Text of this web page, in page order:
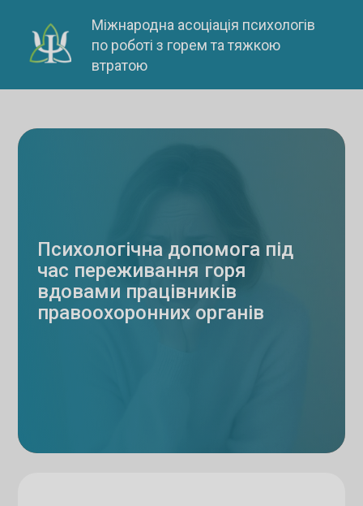
content
Міжнародна асоціація психологів
по роботі з горем та тяжкою
втратою
Психологічна допомога під
час переживання горя
вдовами працівників
правоохоронних органів